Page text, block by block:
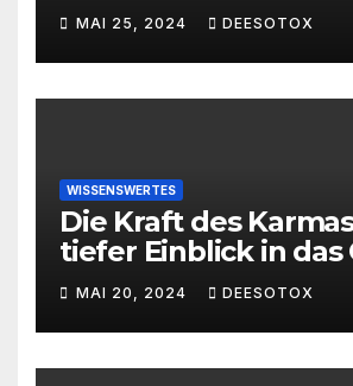
MAI 25, 2024 DEESOTOX
WISSENSWERTES
Die Kraft des
tiefer Einblick in das
von Ursache und
MAI 20, 2024 DEESOTOX